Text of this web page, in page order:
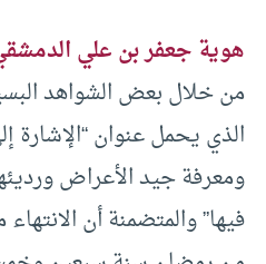
هوية جعفر بن علي
من خلال بعض الشواهد
الذي يحمل عنوان “الإشارة
ومعرفة جيد الأعراض
فيها” والمتضمنة أن